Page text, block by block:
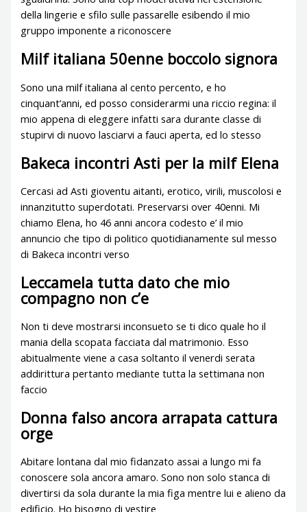
della lingerie e sfilo sulle passarelle esibendo il mio
gruppo imponente a riconoscere
Milf italiana 50enne boccolo signora
Sono una milf italiana al cento percento, e ho
cinquant’anni, ed posso considerarmi una riccio regina: il
mio appena di eleggere infatti sara durante classe di
stupirvi di nuovo lasciarvi a fauci aperta, ed lo stesso
Bakeca incontri Asti per la milf Elena
Cercasi ad Asti gioventu aitanti, erotico, virili, muscolosi e
innanzitutto superdotati. Preservarsi over 40enni. Mi
chiamo Elena, ho 46 anni ancora codesto e’ il mio
annuncio che tipo di politico quotidianamente sul messo
di Bakeca incontri verso
Leccamela tutta dato che mio
compagno non c’e
Non ti deve mostrarsi inconsueto se ti dico quale ho il
mania della scopata facciata dal matrimonio. Esso
abitualmente viene a casa soltanto il venerdi serata
addirittura pertanto mediante tutta la settimana non
faccio
Donna falso ancora arrapata cattura
orge
Abitare lontana dal mio fidanzato assai a lungo mi fa
conoscere sola ancora amaro. Sono non solo stanca di
divertirsi da sola durante la mia figa mentre lui e alieno da
edificio. Ho bisogno di vestire